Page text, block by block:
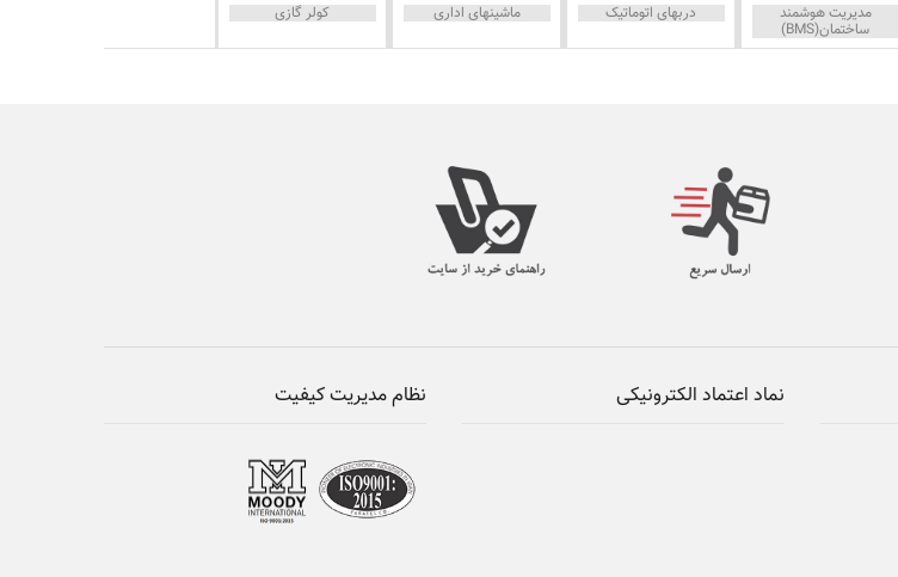
کولر گازی ماشینهای اداری دربهای اتوماتیک مدیریت هوشمند
ساختمان(BMS)
نظام مدیریت کیفیت نماد اعتماد الکترونیکی